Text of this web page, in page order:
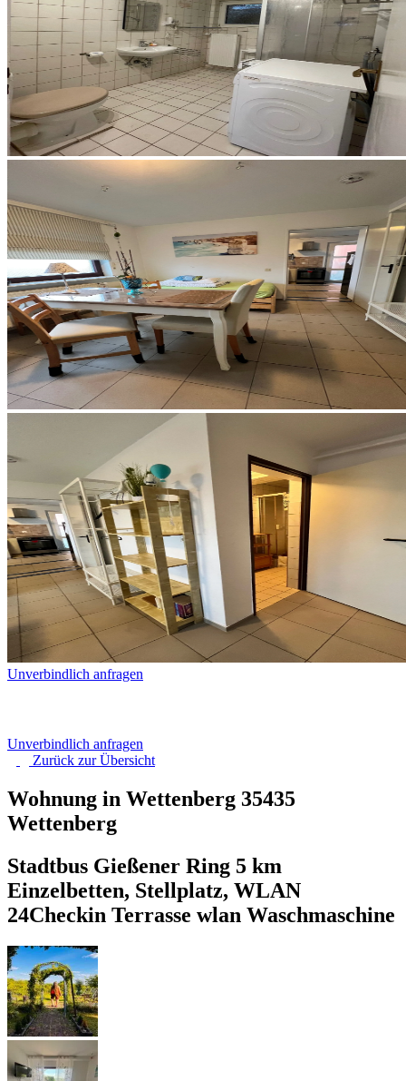
Unverbindlich anfragen
Unverbindlich anfragen
Zurück zurÜbersicht
Wohnung in Wettenberg 35435
Wettenberg
Stadtbus Gießener Ring 5 km
Einzelbetten, Stellplatz, WLAN
24Checkin Terrasse wlan Waschmaschine